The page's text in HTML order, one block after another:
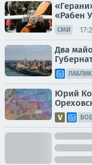
«Рабен
СМИ
Два
Юрий